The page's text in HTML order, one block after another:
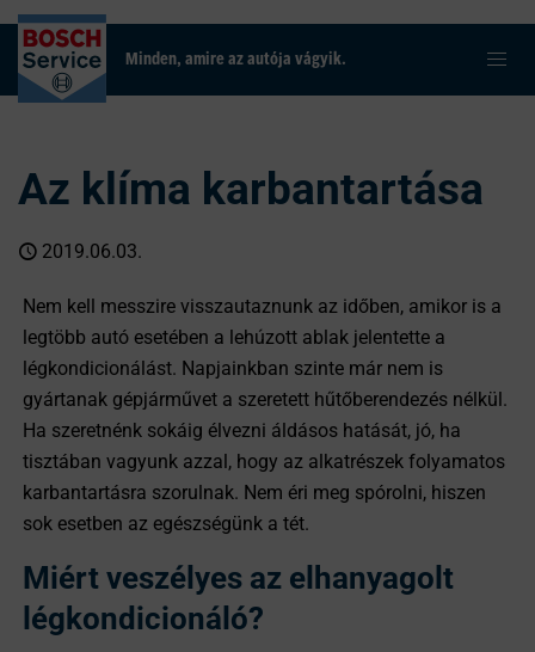
Minden, amire az autója vágyik.
Az klíma karbantartása
2019.06.03.
Nem kell messzire visszautaznunk az időben, amikor is a
legtöbb autó esetében a lehúzott ablak jelentette a
légkondicionálást. Napjainkban szinte már nem is
gyártanak gépjárművet a szeretett hűtőberendezés nélkül.
Ha szeretnénk sokáig élvezni áldásos hatását, jó, ha
tisztában vagyunk azzal, hogy az alkatrészek folyamatos
karbantartásra szorulnak. Nem éri meg spórolni, hiszen
sok esetben az egészségünk a tét.
Miért veszélyes az elhanyagolt
légkondicionáló?